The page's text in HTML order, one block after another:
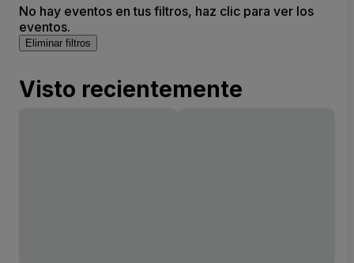
No hay eventos en tus filtros, haz clic para ver los
eventos.
Eliminar filtros
Visto recientemente